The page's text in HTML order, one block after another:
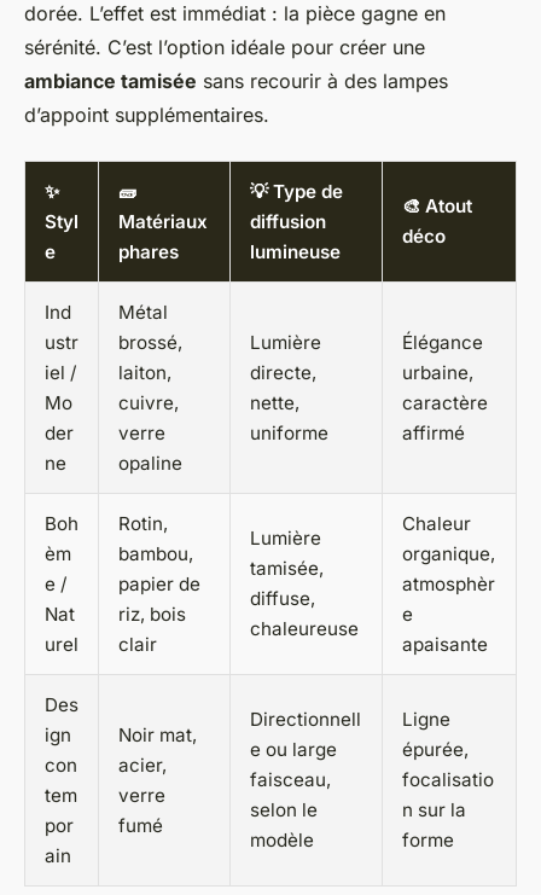
dorée. L’effet est immédiat : la pièce gagne en
sérénité. C’est l’option idéale pour créer une
ambiance tamisée sans recourir à des lampes
d’appoint supplémentaires.
✨
Styl
e
🧱
Matériaux
phares
💡 Type de
diffusion
lumineuse
🎨 Atout
déco
Ind
ustr
iel /
Mo
der
ne
Métal
brossé,
laiton,
cuivre,
verre
opaline
Lumière
directe,
nette,
uniforme
Élégance
urbaine,
caractère
affirmé
Boh
èm
e /
Nat
urel
Rotin,
bambou,
papier de
riz, bois
clair
Lumière
tamisée,
diffuse,
chaleureuse
Chaleur
organique,
atmosphèr
e
apaisante
Des
ign
con
tem
por
ain
Noir mat,
acier,
verre
fumé
Directionnell
e ou large
faisceau,
selon le
modèle
Ligne
épurée,
focalisatio
n sur la
forme